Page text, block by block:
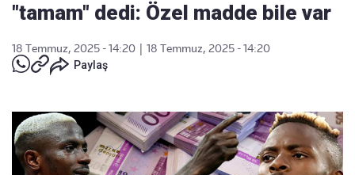
"tamam" dedi: Özel madde bile var
18 Temmuz, 2025 - 14:20
18 Temmuz, 2025 - 14:20
Paylaş